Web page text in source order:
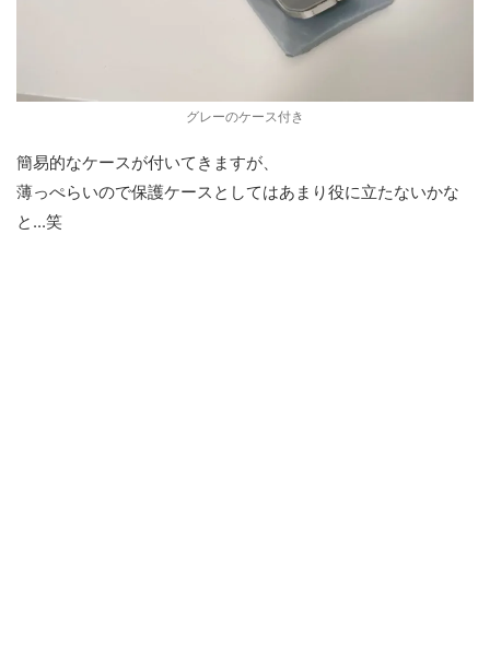
グレーのケース付き
簡易的なケースが付いてきますが、
薄っぺらいので保護ケースとしてはあまり役に立たないかな
と...笑